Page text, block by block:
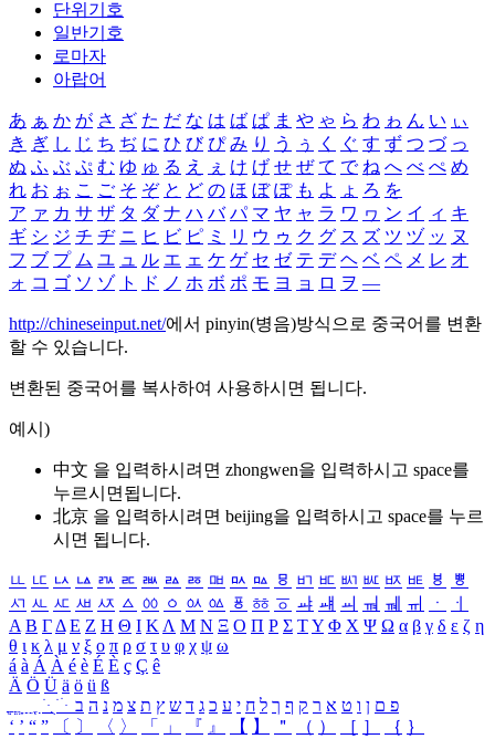
단위기호
일반기호
로마자
아랍어
あ ぁ か が さ ざ た だ な は ば ぱ ま や ゃ ら わ ゎ ん い ぃ
き ぎ し じ ち ぢ に ひ び ぴ み り う ぅ く ぐ す ず つ づ っ
ぬ ふ ぶ ぷ む ゆ ゅ る え ぇ け げ せ ぜ て で ね へ べ ぺ め
れ お ぉ こ ご そ ぞ と ど の ほ ぼ ぽ も よ ょ ろ を
ア ァ カ サ ザ タ ダ ナ ハ バ パ マ ヤ ャ ラ ワ ヮ ン イ ィ キ
ギ シ ジ チ ヂ ニ ヒ ビ ピ ミ リ ウ ゥ ク グ ス ズ ツ ヅ ッ ヌ
フ ブ プ ム ユ ュ ル エ ェ ケ ゲ セ ゼ テ デ ヘ ベ ペ メ レ オ
ォ コ ゴ ソ ゾ ト ド ノ ホ ボ ポ モ ヨ ョ ロ ヲ ―
http://chineseinput.net/에서 pinyin(병음)방식으로 중국어를 변환
할 수 있습니다.
변환된 중국어를 복사하여 사용하시면 됩니다.
예시)
中文 을 입력하시려면 zhongwen을 입력하시고 space를
누르시면됩니다.
北京 을 입력하시려면 beijing을 입력하시고 space를 누르
시면 됩니다.
ㅥ ㅦ ㅧ ㅨ ㅩ ㅪ ㅫ ㅬ ㅭ ㅮ ㅯ ㅰ ㅱ ㅲ ㅳ ㅴ ㅵ ㅶ ㅷ ㅸ
ㅹ
ㅺ ㅻ ㅼ ㅽ ㅾ ㅿ ㆀ ㆁ ㆂ ㆃ ㆄ ㆅ ㆆ ㆇ ㆈ ㆉ ㆊ ㆋ ㆌ ㆍ
ㆎ
Α Β ΓΔ Ε Ζ Η Θ Ι ΚΛ Μ Ν Ξ Ο Π Ρ Σ ΤΥ Φ Χ Ψ Ω α β γ δ ε ζ η
θ ι κ λ μ ν ξ ο π ρ σ τ υ φ χ ψ ω
á à Á À é è É È ç Ç ê
Ä Ö Ü ä ö ü ß
ִֶֹ ֻּ ׁׂ פ ם ן ו ט א ר ק ף ך ל ח י ע כ ג ד ש ץ ת צ מ נ ה ב
‘ ’ “ ” 〔 〕 〈 〉 「 」 『 』 【 】 ＂ （ ） ［ ］ ｛ ｝